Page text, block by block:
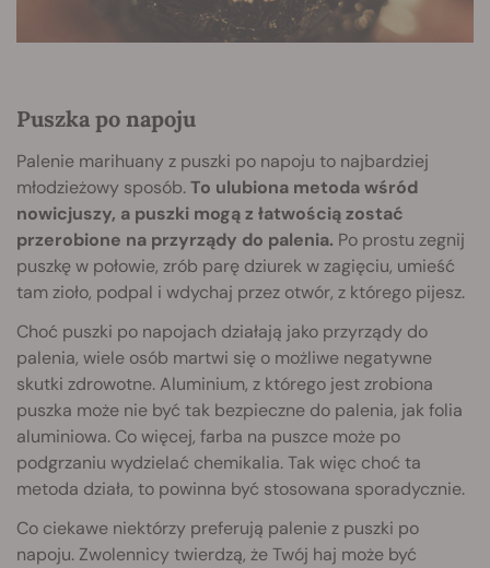
Puszka po napoju
Palenie marihuany z puszki po napoju to najbardziej
młodzieżowy sposób.To ulubiona metoda wśród
nowicjuszy, a puszki mogą z łatwością zostać
przerobione na przyrządy do palenia. Po prostu zegnij
puszkę w połowie, zrób parę dziurek w zagięciu, umieść
tam zioło, podpal i wdychaj przez otwór, z którego pijesz.
Choć puszki po napojach działają jako przyrządy do
palenia, wiele osób martwi się o możliwe negatywne
skutki zdrowotne. Aluminium, z którego jest zrobiona
puszka może nie być tak bezpieczne do palenia, jak folia
aluminiowa. Co więcej, farba na puszce może po
podgrzaniu wydzielać chemikalia. Tak więc choć ta
metoda działa, to powinna być stosowana sporadycznie.
Co ciekawe niektórzy preferują palenie z puszki po
napoju. Zwolennicy twierdzą, że Twój haj może być